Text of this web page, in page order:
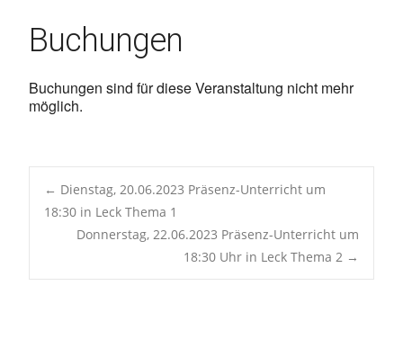
Buchungen
Buchungen sind für diese Veranstaltung nicht mehr
möglich.
Post
navigation
← Dienstag, 20.06.2023 Präsenz-Unterricht um
18:30 in Leck Thema 1
Donnerstag, 22.06.2023 Präsenz-Unterricht um
18:30 Uhr in Leck Thema 2 →